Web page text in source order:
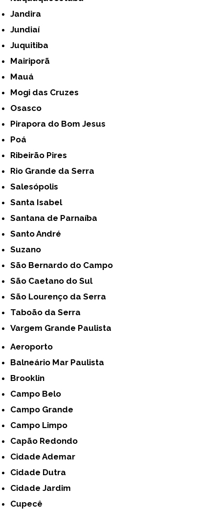
Jandira
Jundiaí
Juquitiba
Mairiporã
Mauá
Mogi das Cruzes
Osasco
Pirapora do Bom Jesus
Poá
Ribeirão Pires
Rio Grande da Serra
Salesópolis
Santa Isabel
Santana de Parnaíba
Santo André
Suzano
São Bernardo do Campo
São Caetano do Sul
São Lourenço da Serra
Taboão da Serra
Vargem Grande Paulista
Aeroporto
Balneário Mar Paulista
Brooklin
Campo Belo
Campo Grande
Campo Limpo
Capão Redondo
Cidade Ademar
Cidade Dutra
Cidade Jardim
Cupecê